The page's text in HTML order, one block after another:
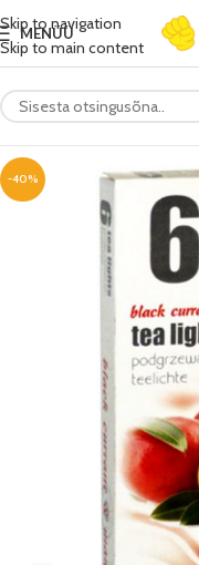
Skip to navigation
Skip to main content
MENÜÜ
-40%